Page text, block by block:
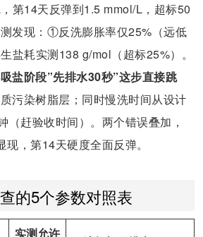
第14天反弹到1.5 mmol/L，超标50
发现：①反洗膨胀率仅25%（远低
盐耗实测138 g/mol（超标25%）。
盐阶段”先排水30秒”这步直接跳
污染树脂层；同时慢洗时间从设计
（赶验收时间）。两个错误叠加，
，第14天硬度全面反弹。
的5个参数对照表
实测允许